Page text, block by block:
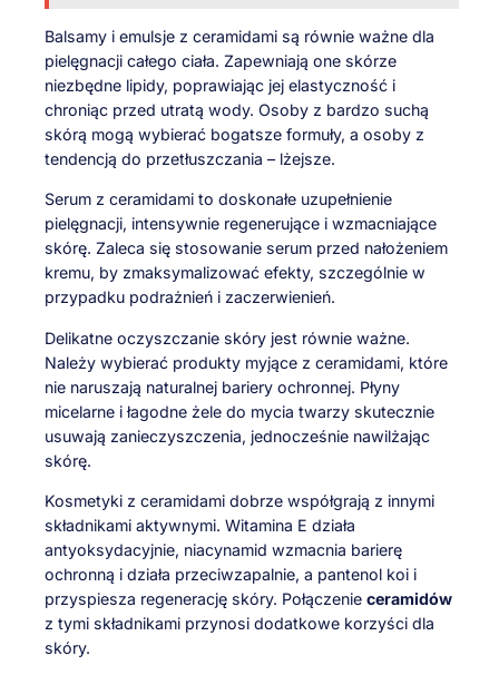
Balsamy i emulsje z ceramidami są równie ważne dla
pielęgnacji całego ciała. Zapewniają one skórze
niezbędne lipidy, poprawiając jej elastyczność i
chroniąc przed utratą wody. Osoby z bardzo suchą
skórą mogą wybierać bogatsze formuły, a osoby z
tendencją do przetłuszczania – lżejsze.
Serum z ceramidami to doskonałe uzupełnienie
pielęgnacji, intensywnie regenerujące i wzmacniające
skórę. Zaleca się stosowanie serum przed nałożeniem
kremu, by zmaksymalizować efekty, szczególnie w
przypadku podrażnień i zaczerwienień.
Delikatne oczyszczanie skóry jest równie ważne.
Należy wybierać produkty myjące z ceramidami, które
nie naruszają naturalnej bariery ochronnej. Płyny
micelarne i łagodne żele do mycia twarzy skutecznie
usuwają zanieczyszczenia, jednocześnie nawilżając
skórę.
Kosmetyki z ceramidami dobrze współgrają z innymi
składnikami aktywnymi. Witamina E działa
antyoksydacyjnie, niacynamid wzmacnia barierę
ochronną i działa przeciwzapalnie, a pantenol koi i
przyspiesza regenerację skóry. Połączenie ceramidów
z tymi składnikami przynosi dodatkowe korzyści dla
skóry.